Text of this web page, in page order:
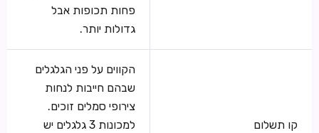
פחות תכופות אבל
גדולות יותר.
קו תשלום
הקווים על פני הגלגלים
שבהם חייבות לנחות
צירופי סמלים זוכים.
למכונות 3 גלגלים יש